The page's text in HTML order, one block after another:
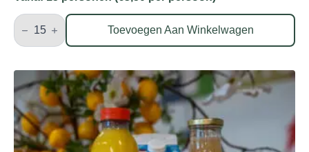
Vegetarische
soep
aantal
Toevoegen Aan Winkelwagen